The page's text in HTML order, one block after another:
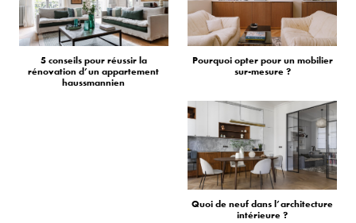
5 conseils pour réussir la
rénovation d’un appartement
haussmannien
Pourquoi opter pour un mobilier
sur-mesure ?
Quoi de neuf dans l’architecture
intérieure ?